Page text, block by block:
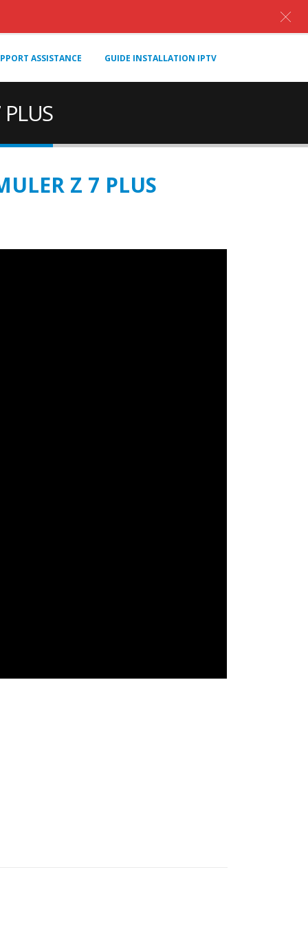
ASSISTANCE GUIDE INSTALLATION IPTV
Z 7 PLUS